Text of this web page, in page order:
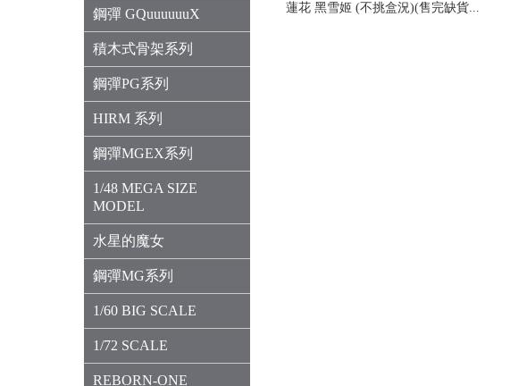
鋼彈 GQuuuuuuX
積木式骨架系列
鋼彈PG系列
HIRM 系列
鋼彈MGEX系列
1/48 MEGA SIZE
MODEL
水星的魔女
鋼彈MG系列
1/60 BIG SCALE
1/72 SCALE
REBORN-ONE
蓮花 黑雪姬 (不挑盒況)(售完缺貨...